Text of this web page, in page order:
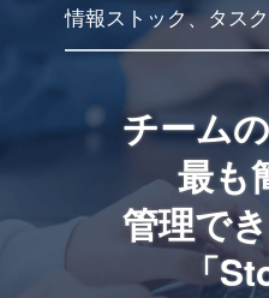
情報ストック、タス
チーム
最も
管理で
「